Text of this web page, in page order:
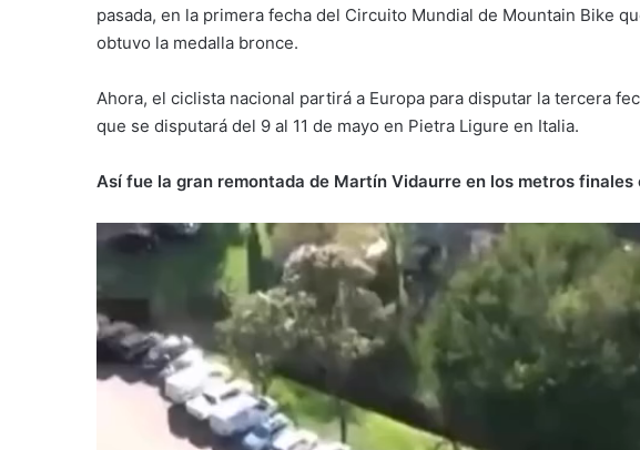
pasada, en la primera fecha del Circuito Mundial de Mountain Bike
obtuvo la medalla bronce.
Ahora, el ciclista nacional partirá a Europa para disputar la tercera
que se disputará del 9 al 11 de mayo en Pietra Ligure en Italia.
Así fue la gran remontada de Martín Vidaurre en los metros finales